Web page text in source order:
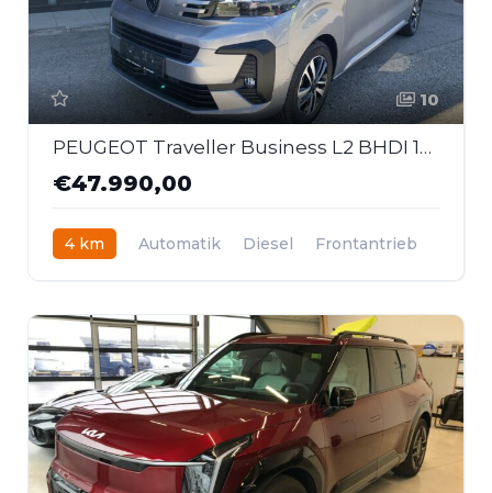
10
PEUGEOT Traveller Business L2 BHDI 180 EAT8
€47.990,00
4 km Automatik Diesel Frontantrieb